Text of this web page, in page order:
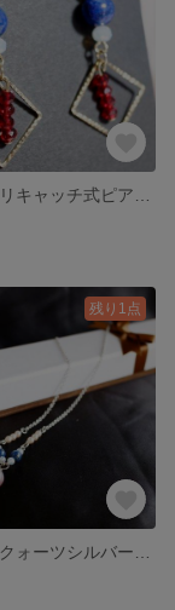
残り1点